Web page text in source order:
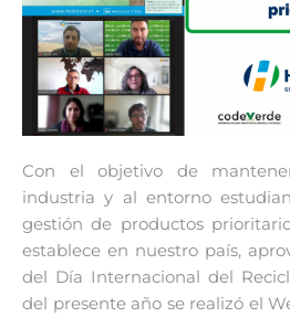
Con el objetivo de
industria y al entorno
gestión de productos
establece en nuestro país,
del Día Internacional del
del presente año se realizó el